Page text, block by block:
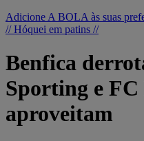
Adicione A BOLA às suas
// Hóquei em patins //
Benfica
Sporting e
aproveitam